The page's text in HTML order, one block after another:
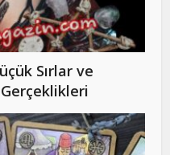
Sırlar ve